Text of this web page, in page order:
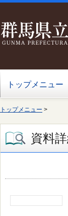
トップメニュー
トップメニュー >
資料